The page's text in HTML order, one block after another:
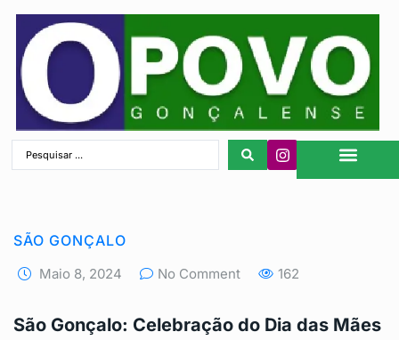
SÃO GONÇALO
Maio 8, 2024 No Comment 162
São Gonçalo: Celebração do Dia das Mães